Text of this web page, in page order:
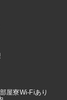
屋寮Wi-Fiあり